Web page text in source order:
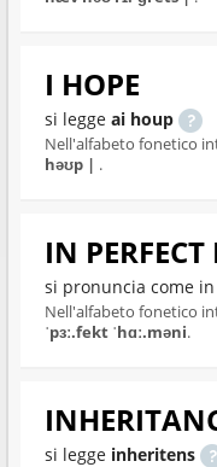
I HOPE
si legge ai houp
Nell'alfabeto fonetico
həʊp | .
IN
si pronuncia come
Nell'alfabeto fonetico
ˈpɜː.fekt ˈhɑː.məni.
si legge inheritens